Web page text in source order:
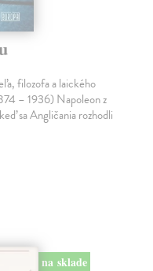
filozofa a laického
– 1936) Napoleon z
sa Angličania rozhodli
na sklade